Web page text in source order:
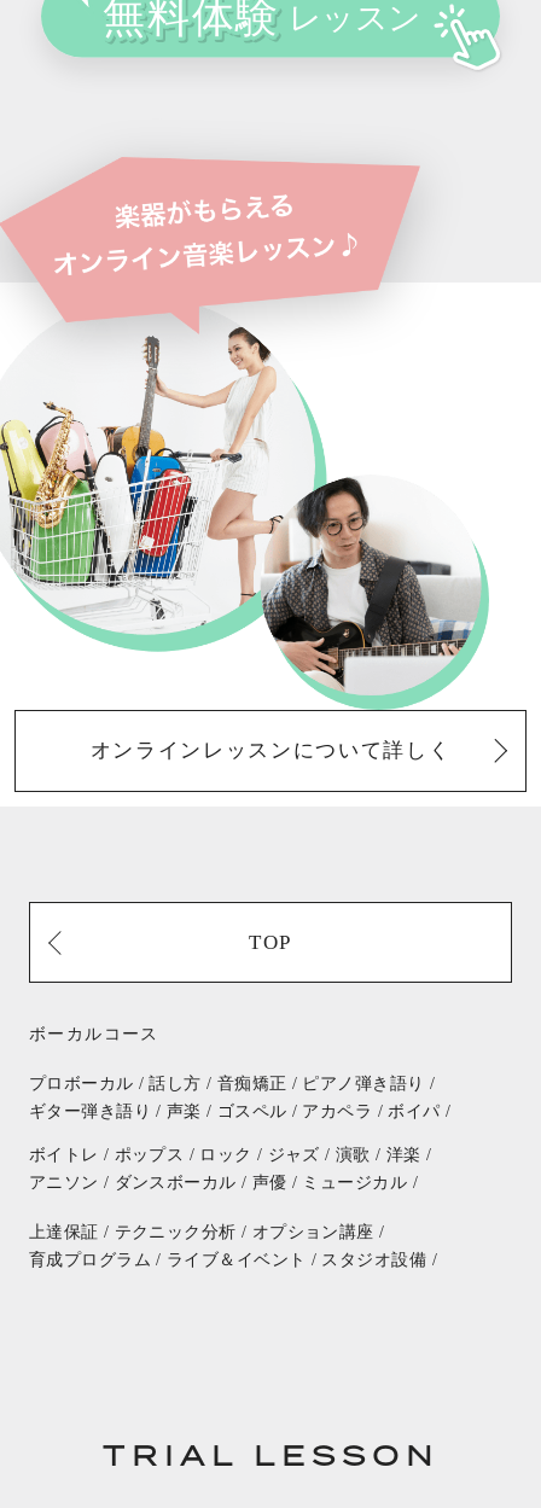
オンラインレッスンについて詳しく
TOP
ボーカルコース
プロボーカル / 話し方 / 音痴矯正 / ピアノ弾き語り /
ギター弾き語り / 声楽 / ゴスペル / アカペラ / ボイパ /
ボイトレ / ポップス / ロック / ジャズ / 演歌 / 洋楽 /
アニソン / ダンスボーカル / 声優 / ミュージカル /
上達保証 / テクニック分析 / オプション講座 /
育成プログラム / ライブ＆イベント / スタジオ設備 /
TRIAL LESSON